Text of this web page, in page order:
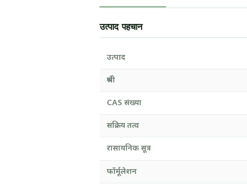
उत्पाद पहचान
उत्पाद
श्रेणी
CAS संख्या
सक्रिय तत्व
रासायनिक सूत्र
फॉर्मूलेशन